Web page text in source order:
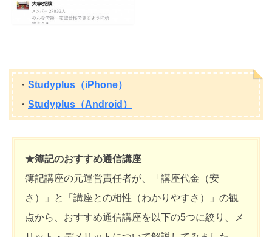
・ Studyplus（iPhone）
・ Studyplus（Android）
★簿記のおすすめ通信講座
簿記講座の元運営責任者が、「講座代金（安
さ）」と「講座との相性（わかりやすさ）」の観
点から、おすすめ通信講座を以下の5つに絞り、メ